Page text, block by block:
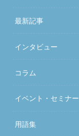
最新記事
インタビュー
コラム
イベント・セミナー
用語集